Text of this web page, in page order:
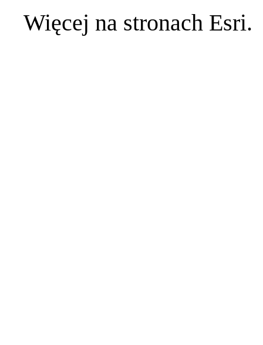
Więcej na stronach Esri.